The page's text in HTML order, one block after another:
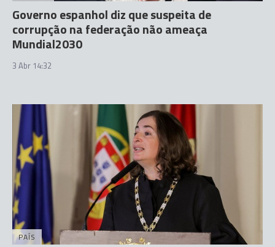
Governo espanhol diz que suspeita de
corrupção na federação não ameaça
Mundial2030
3 Abr 14:32
PAÍS